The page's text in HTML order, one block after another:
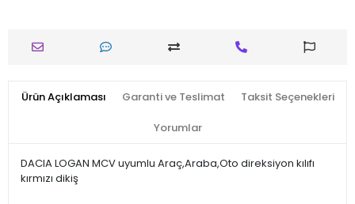
Ürün Açıklaması Garanti ve Teslimat Taksit Seçenekleri
Yorumlar
DACIA LOGAN MCV uyumlu Araç,Araba,Oto direksiyon kılıfı
kırmızı dikiş